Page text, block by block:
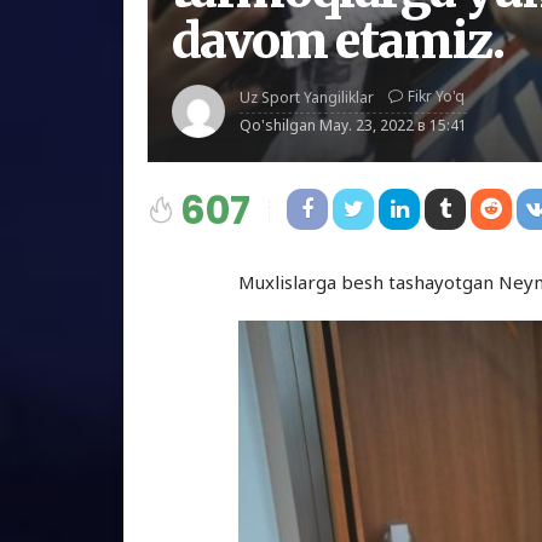
davom etamiz.
Uz Sport Yangiliklar
Fikr Yo'q
Qo'shilgan May. 23, 2022 в 15:41
607
Muxlislarga besh tashayotgan